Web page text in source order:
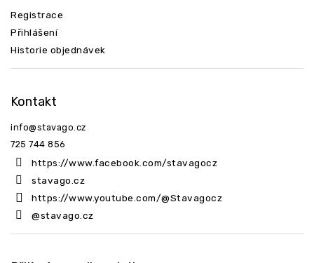
Registrace
Přihlášení
Historie objednávek
Kontakt
info@stavago.cz
725 744 856
https://www.facebook.com/stavagocz
stavago.cz
https://www.youtube.com/@Stavagocz
@stavago.cz